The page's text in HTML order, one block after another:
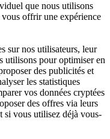
que nous utilisons
offrir une expérience
sur nos utilisateurs, leur
utilisons pour optimiser en
des publicités et
les statistiques
vos données cryptées
des offres via leurs
si vous utilisez déjà vous-